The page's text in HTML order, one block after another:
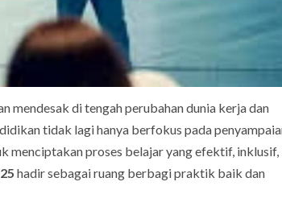
mendesak di tengah perubahan dunia kerja dan
tidak lagi hanya berfokus pada
menciptakan proses belajar yang efektif, inklusif,
hadir sebagai ruang berbagi praktik baik dan